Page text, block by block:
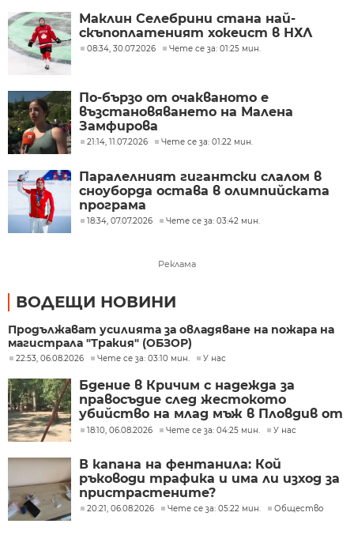
Маклин Селебрини стана най-
скъпоплатеният хокеист в НХЛ
08:34, 30.07.2026 Чете се за: 01:25 мин.
По-бързо от очакваното е
възстановяването на Малена
Замфирова
21:14, 11.07.2026 Чете се за: 01:22 мин.
Паралелният гигантски слалом в
сноуборда остава в олимпийската
програма
18:34, 07.07.2026 Чете се за: 03:42 мин.
Реклама
ВОДЕЩИ НОВИНИ
Продължават усилията за овладяване на пожара на
магистрала "Тракия" (ОБЗОР)
22:53, 06.08.2026 Чете се за: 03:10 мин. У нас
Бдение в Кричим с надежда за
правосъдие след жестокото
убийство на млад мъж в Пловдив от
тийнейджъри
18:10, 06.08.2026 Чете се за: 04:25 мин. У нас
В капана на фентанила: Кой
ръководи трафика и има ли изход за
пристрастените?
20:21, 06.08.2026 Чете се за: 05:22 мин. Общество